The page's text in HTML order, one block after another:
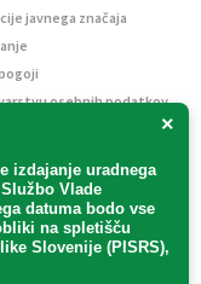
×
izdajanje uradnega
Vlade
datuma bodo vse
na spletišču
Slovenije (PISRS),
javnega značaja
osebnih podatkov